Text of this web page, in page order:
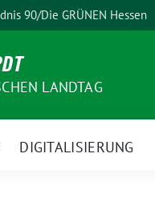
90/Die GRÜNEN Hessen
LANDTAG
DIGITALISIERUNG